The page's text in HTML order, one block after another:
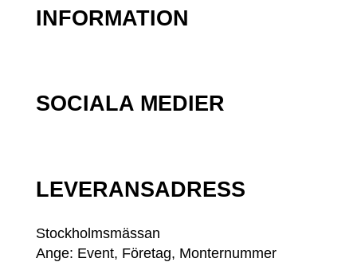
INFORMATION
SOCIALA MEDIER
LEVERANSADRESS
Stockholmsmässan
Ange: Event, Företag, Monternummer